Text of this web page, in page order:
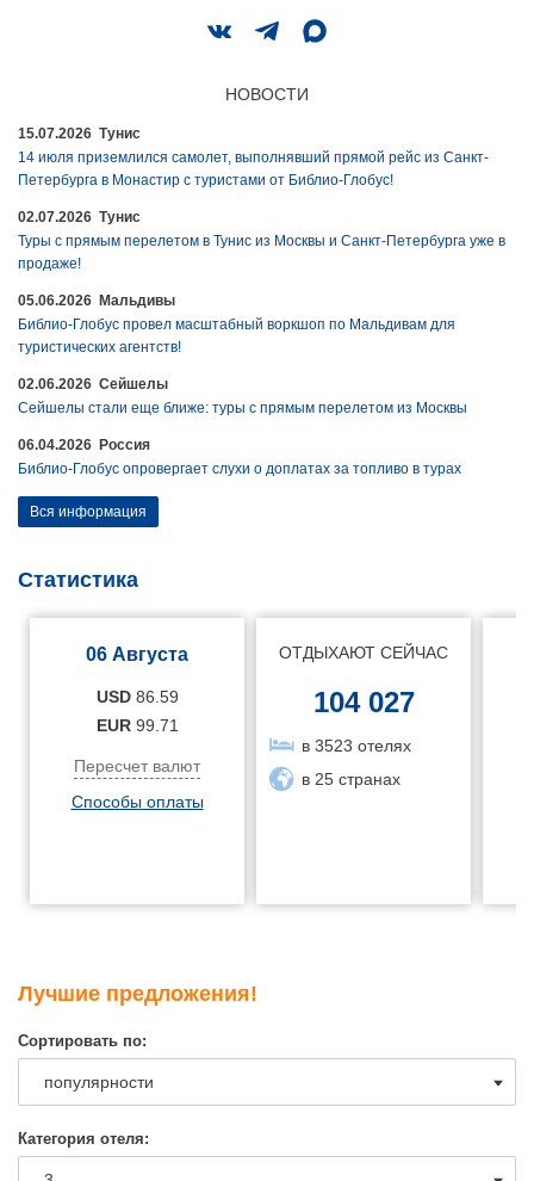
НОВОСТИ
15.07.2026 Тунис
14 июля приземлился самолет, выполнявший прямой рейс из Санкт-
Петербурга в Монастир с туристами от Библио-Глобус!
02.07.2026 Тунис
Туры с прямым перелетом в Тунис из Москвы и Санкт-Петербурга уже в
продаже!
05.06.2026 Мальдивы
Библио-Глобус провел масштабный воркшоп по Мальдивам для
туристических агентств!
02.06.2026 Сейшелы
Сейшелы стали еще ближе: туры с прямым перелетом из Москвы
06.04.2026 Россия
Библио-Глобус опровергает слухи о доплатах за топливо в турах
Вся информация
Статистика
06 Августа
USD 86.59
EUR 99.71
Пересчет валют
Способы оплаты
ОТДЫХАЮТ СЕЙЧАС
104 027
в 3523 отелях
в 25 странах
Лучшие предложения!
Сортировать по:
Категория отеля: